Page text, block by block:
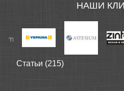
НАШИ
Статьи (215)